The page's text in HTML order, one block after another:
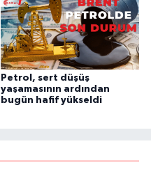
Petrol, sert düşüş
yaşamasının ardından
bugün hafif yükseldi